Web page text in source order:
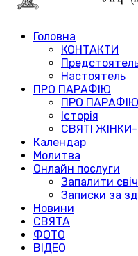
Головна
КОНТАКТИ
Настоятель
ПРО ПАРАФІЮ
ПРО ПАРАФІЮ
Історія
СВЯТІ
Календар
Молитва
Онлайн послуги
Запалити
Записки за
Новини
СВЯТА
ФОТО
ВІДЕО